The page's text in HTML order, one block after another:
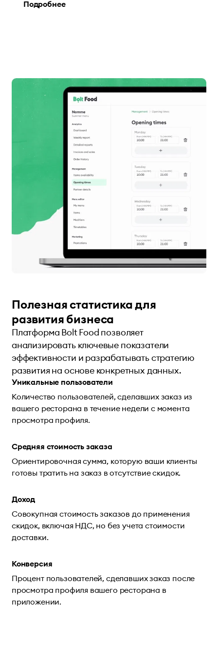
Подробнее
Полезная статистика для
развития бизнеса
Платформа Bolt Food позволяет
анализировать ключевые показатели
эффективности и разрабатывать стратегию
развития на основе конкретных данных.
Уникальные пользователи
Количество пользователей, сделавших заказ из
вашего ресторана в течение недели с момента
просмотра профиля.
Средняя стоимость заказа
Ориентировочная сумма, которую ваши клиенты
готовы тратить на заказ в отсутствие скидок.
Доход
Совокупная стоимость заказов до применения
скидок, включая НДС, но без учета стоимости
доставки.
Конверсия
Процент пользователей, сделавших заказ после
просмотра профиля вашего ресторана в
приложении.